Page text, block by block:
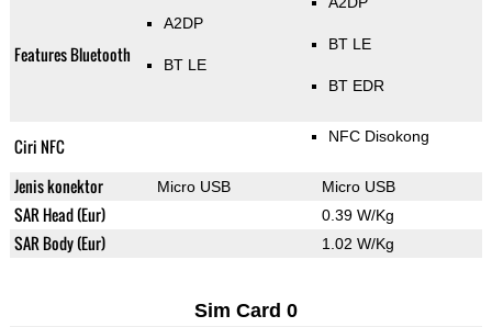
Features Bluetooth
A2DP
BT LE
BT LE
BT EDR
Ciri NFC NFC Disokong
Jenis konektor Micro USB Micro USB
SAR Head (Eur) 0.39 W/Kg
SAR Body (Eur) 1.02 W/Kg
Sim Card 0